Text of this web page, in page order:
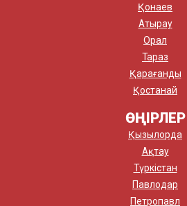
Қонаев
Атырау
Орал
Тараз
Қарағанды
Қостанай
ӨҢІРЛЕР
Қызылорда
Ақтау
Түркістан
Павлодар
Петропавл